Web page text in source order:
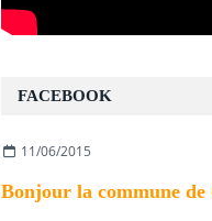
FACEBOOK
11/06/2015